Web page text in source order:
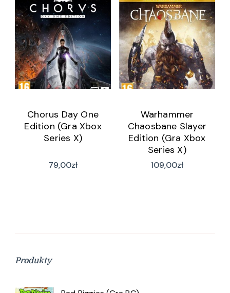
Chorus Day One
Edition (Gra Xbox
Series X)
79,00zł
Warhammer
Chaosbane Slayer
Edition (Gra Xbox
Series X)
109,00zł
Produkty